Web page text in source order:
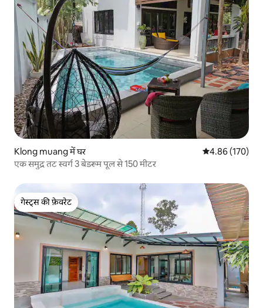
Klong muang में घर औसत रेटिंग 5 में से
4.86 (170)
एक समुद्र तट स्वर्ग 3 बेडरूम पूल से 150 मीटर
गेस्ट्स की फ़ेवरेट
गेस्ट्स की फ़ेवरेट